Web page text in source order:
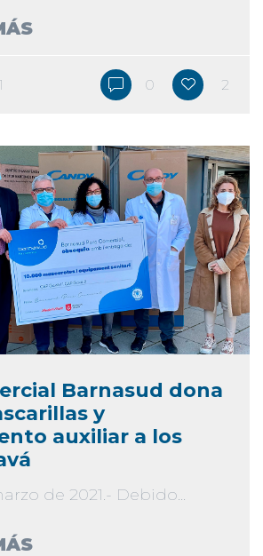
0 2
Barnasud dona
y
auxiliar a los
de 2021.- Debido...